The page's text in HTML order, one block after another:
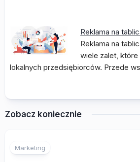
Reklama na
Reklama na
wiele zalet,
lokalnych przedsiębiorców. Przede
Zobacz koniecznie
Marketing